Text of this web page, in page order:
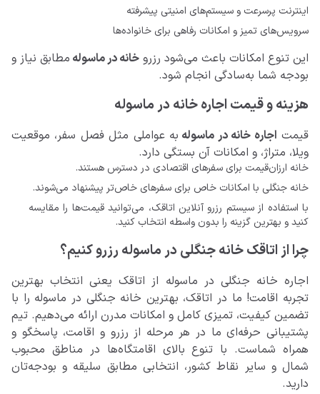
اینترنت پرسرعت و سیستم‌های امنیتی پیشرفته
سرویس‌های تمیز و امکانات رفاهی برای خانواده‌ها
این تنوع امکانات باعث می‌شود رزرو خانه‌ در ماسوله مطابق نیاز و
بودجه شما به‌سادگی انجام شود.
هزینه و قیمت اجاره خانه در ماسوله
قیمت اجاره خانه در ماسوله به عواملی مثل فصل سفر، موقعیت
ویلا، متراژ، و امکانات آن بستگی دارد.
خانه ارزان‌قیمت برای سفرهای اقتصادی در دسترس هستند.
خانه جنگلی با امکانات خاص برای سفرهای خاص‌تر پیشنهاد می‌شوند.
با استفاده از سیستم رزرو آنلاین اتاقک، می‌توانید قیمت‌ها را مقایسه
کنید و بهترین گزینه را بدون واسطه انتخاب کنید.
چرا از اتاقک خانه جنگلی در ماسوله رزرو کنیم؟
اجاره خانه جنگلی در ماسوله از اتاقک یعنی انتخاب بهترین
تجربه اقامت! ما در اتاقک، بهترین خانه جنگلی در ماسوله را با
تضمین کیفیت، تمیزی کامل و امکانات مدرن ارائه می‌دهیم. تیم
پشتیبانی حرفه‌ای ما در هر مرحله از رزرو و اقامت، پاسخگو و
همراه شماست. با تنوع بالای اقامتگاه‌ها در مناطق محبوب
شمال و سایر نقاط کشور، انتخابی مطابق سلیقه و بودجه‌تان
دارید.